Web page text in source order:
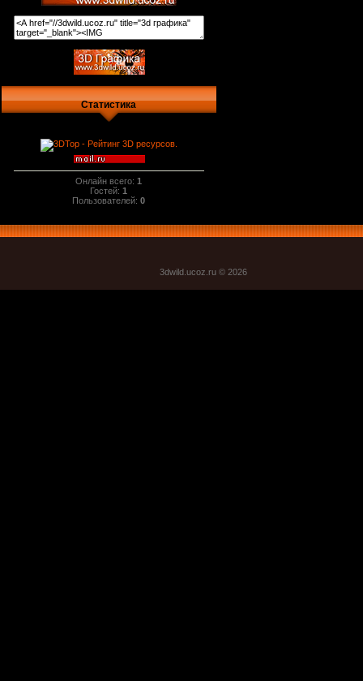
Статистика
Онлайн всего:1
Гостей:1
Пользователей:0